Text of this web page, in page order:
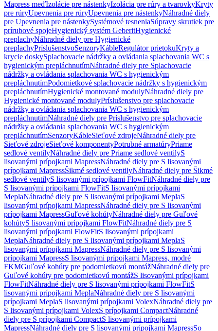
Mapress meďIzolácie pre nástenkyIzolácia pre rúry a tvarovkyKryty
pre rúryUpevnenia pre rúryUpevnenia pre nástenkyNáhradné diely
pre Upevnenia pre nástenkySystémové tesneniaSúpravy skrutiek pre
prírubové spojeHygienický systém GeberitHygienické
preplachyNáhradné diely pre Hygienické
preplachyPríslušenstvoSenzoryKábleRegulátor prietokuKryty a
krycie doskySplachovacie nádržky a ovládania splachovania WC s
hygienickým prepláchnutímNáhradné diely pre Splachovacie
nádržky a ovládania splachovania WC s hygienickým
prepláchnutímPodomietkové splachovacie nádržky s hygienickým
prepláchnutímHygienické montované modulyNáhradné diely pre
Hygienické montované modulyPríslušenstvo pre splachovacie
nádržky a ovládania splachovania WC s hygienickým
prepláchnutímNáhradné diely pre Príslušenstvo pre splachovacie
nádržky a ovládania splachovania WC s hygienickým
prepláchnutímSenzoryKábleSieťové zdrojeNáhradné diely pre
Sieťové zdrojeSieťové komponentyPotrubné armatúryPriame
sedlové ventilyNáhradné diely pre Priame sedlové ventilyS
lisovanými prípojkami MapressNáhradné diely pre S lisovanými
prípojkami MapressŠikmé sedlové ventilyNáhradné diely pre Šikmé
sedlové ventilyS lisovanými prípojkami FlowFitNáhradné diely pre
S lisovanými prípojkami FlowFitS lisovanými prípojkami
MeplaNáhradné diely pre S lisovanými prípojkami MeplaS
lisovanými prípojkami MapressNáhradné diely pre S lisovanými
prípojkami MapressGuľové kohútyNáhradné diely pre Guľové
kohútyS lisovanými prípojkami FlowFitNáhradné diely pre S
lisovanými prípojkami FlowFitS lisovanými prípojkami
MeplaNáhradné diely pre S lisovanými prípojkami MeplaS
lisovanými prípojkami MapressNáhradné diely pre S lisovanými
prípojkami MapressS lisovanými prípojkami Mapress, modré
FKMGuľové kohúty pre podomietkovú montážNáhradné diely pre
Guľové kohúty pre podomietkovú montážS lisovanými prípojkami
FlowFitNáhradné diely pre S lisovanými prípojkami FlowFitS
lisovanými prípojkami MeplaNáhradné diely pre S lisovanými
prípojkami MeplaS lisovanými prípojkami VolexNáhradné diely pre
S lisovanými prípojkami VolexS prípojkami CompactNáhradné
diely pre S prípojkami CompactS lisovanými prípojkami
MapressNáhradné diely pre S lisovanými prípojkami MapressSo